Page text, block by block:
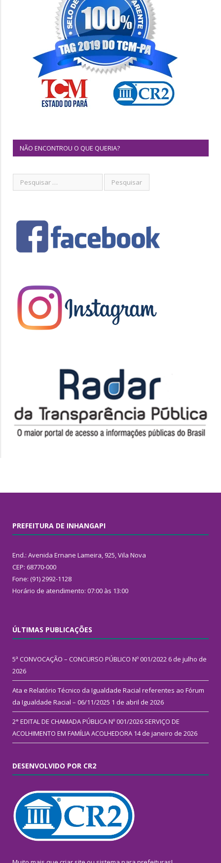
NÃO ENCONTROU O QUE QUERIA?
PREFEITURA DE INHANGAPI
End.: Avenida Ernane Lameira, 925, Vila Nova
CEP: 68770-000
Fone: (91) 2992-1128
Horário de atendimento: 07:00 às 13:00
ÚLTIMAS PUBLICAÇÕES
5ª CONVOCAÇÃO – CONCURSO PÚBLICO Nº 001/2022 6 de julho de
2026
Ata e Relatório Técnico da Igualdade Racial referentes ao Fórum
da Igualdade Racial – 06/11/2025 1 de abril de 2026
2° EDITAL DE CHAMADA PÚBLICA Nº 001/2026 SERVIÇO DE
ACOLHIMENTO EM FAMÍLIA ACOLHEDORA 14 de janeiro de 2026
DESENVOLVIDO POR CR2